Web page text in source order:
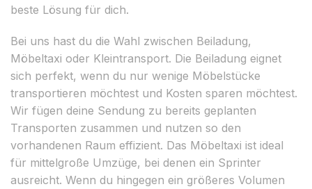
beste Lösung für dich.
Bei uns hast du die Wahl zwischen Beiladung,
Möbeltaxi oder Kleintransport. Die Beiladung eignet
sich perfekt, wenn du nur wenige Möbelstücke
transportieren möchtest und Kosten sparen möchtest.
Wir fügen deine Sendung zu bereits geplanten
Transporten zusammen und nutzen so den
vorhandenen Raum effizient. Das Möbeltaxi ist ideal
für mittelgroße Umzüge, bei denen ein Sprinter
ausreicht. Wenn du hingegen ein größeres Volumen